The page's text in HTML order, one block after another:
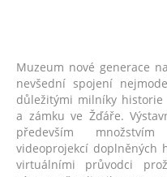
Muzeum nové generace
nevšední spojení
důležitými milníky historie
a zámku ve Žďáře.
především
videoprojekcí doplněných
virtuálními průvodci